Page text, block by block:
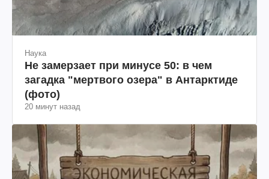
Наука
Не замерзает при минусе 50: в чем
загадка "мертвого озера" в Антарктиде
(фото)
20 минут назад